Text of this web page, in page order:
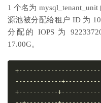
1 个名为
源池被分配给租户 ID 为
分配的 IOPS 为
17.00G。
-------------
+-----------